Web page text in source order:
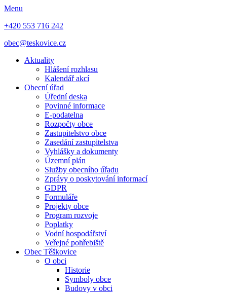
Menu
+420 553 716 242
obec@teskovice.cz
Aktuality
Hlášení rozhlasu
Kalendář akcí
Obecní úřad
Úřední deska
Povinné informace
E-podatelna
Rozpočty obce
Zastupitelstvo obce
Zasedání zastupitelstva
Vyhlášky a dokumenty
Územní plán
Služby obecního úřadu
Zprávy o poskytování informací
GDPR
Formuláře
Projekty obce
Program rozvoje
Poplatky
Vodní hospodářství
Veřejné pohřebiště
Obec Těškovice
O obci
Historie
Symboly obce
Budovy v obci